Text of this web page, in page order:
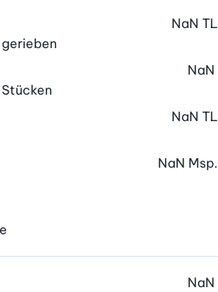
NaN TL
Stücken
NaN
NaN TL
NaN Msp.
NaN